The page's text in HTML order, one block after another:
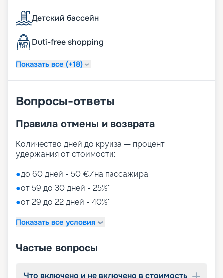
Путешествуйте с
«Круиз.онлайн»
Туры MSC Sinfonia в навигацию 2026 - 2027 г. –
это увлекательное путешествие вдоль берегов
Италии, Греции и других стран
Средиземноморья. Предлагаем купить путевку
онлайн на нашем сайте. Здесь представлено
путевки, описание кают и прочая информация.
волшебные пейзажи Средиземного моря! А для
того чтобы получить лучшие места,
воспользуйтесь услугой раннего бронирования.
Детский бассейн
Duti-free shopping
Показать все (+18)
Вопросы-ответы
Правила отмены и возврата
Количество дней до круиза — процент
удержания от стоимости:
●до 60 дней - 50 €/на пассажира
●от 59 до 30 дней - 25%*
●от 29 до 22 дней - 40%*
Показать все условия
Частые вопросы
Что включено и не включено в стоимость